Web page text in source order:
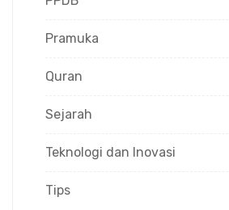
Pramuka
Quran
Sejarah
Teknologi dan Inovasi
Tips